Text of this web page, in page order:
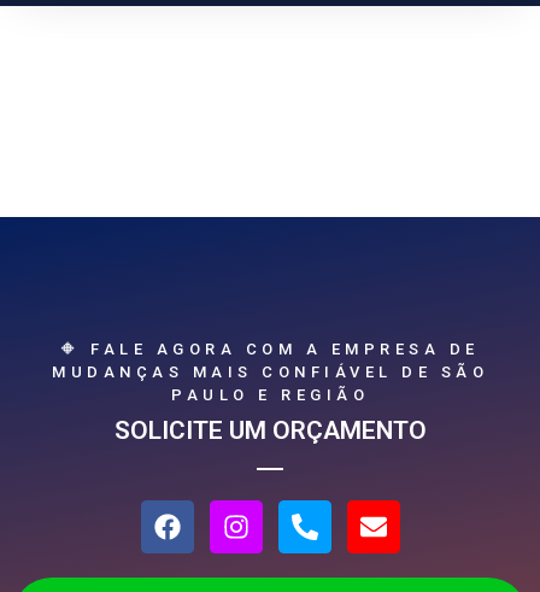
🔶 FALE AGORA COM A EMPRESA DE
MUDANÇAS MAIS CONFIÁVEL DE SÃO
PAULO E REGIÃO
SOLICITE UM ORÇAMENTO
F
a
I
n
h
E
n